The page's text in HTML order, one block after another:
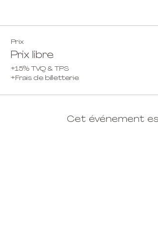
Prix
Prix libre
+15% TVQ & TPS
+Frais de billetterie
Cet événement